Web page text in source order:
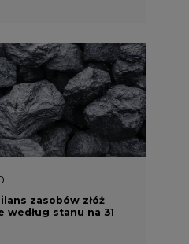
zasobów złóż
według stanu na 31